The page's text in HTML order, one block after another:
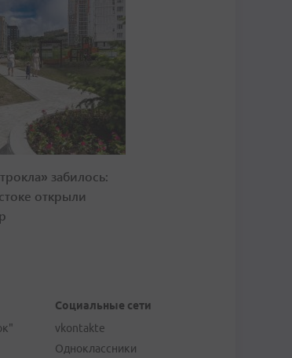
забилось:
открыли
Социальные сети
vkontakte
Одноклассники